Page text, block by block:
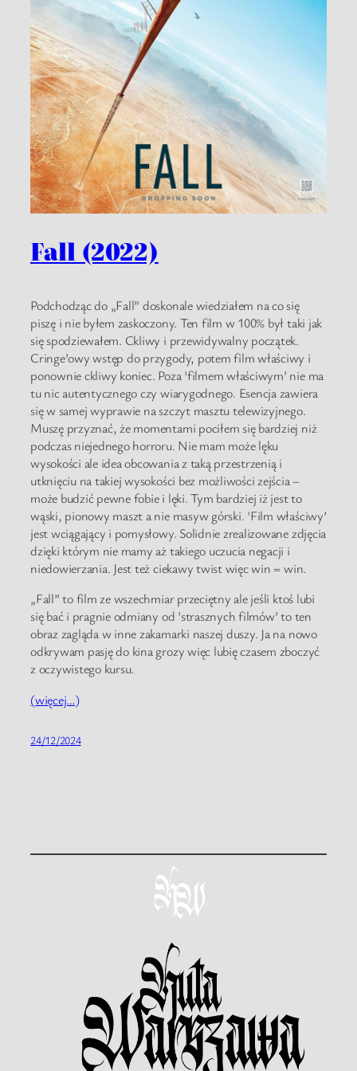
Fall (2022)
Podchodząc do „Fall” doskonale wiedziałem na co się
piszę i nie byłem zaskoczony. Ten film w 100% był taki jak
się spodziewałem. Ckliwy i przewidywalny początek.
Cringe’owy wstęp do przygody, potem film właściwy i
ponownie ckliwy koniec. Poza 'filmem właściwym’ nie ma
tu nic autentycznego czy wiarygodnego. Esencja zawiera
się w samej wyprawie na szczyt masztu telewizyjnego.
Muszę przyznać, że momentami pociłem się bardziej niż
podczas niejednego horroru. Nie mam może lęku
wysokości ale idea obcowania z taką przestrzenią i
utknięciu na takiej wysokości bez możliwości zejścia –
może budzić pewne fobie i lęki. Tym bardziej iż jest to
wąski, pionowy maszt a nie masyw górski. 'Film właściwy’
jest wciągający i pomysłowy. Solidnie zrealizowane zdjęcia
dzięki którym nie mamy aż takiego uczucia negacji i
niedowierzania. Jest też ciekawy twist więc win = win.
„Fall” to film ze wszechmiar przeciętny ale jeśli ktoś lubi
się bać i pragnie odmiany od 'strasznych filmów’ to ten
obraz zagląda w inne zakamarki naszej duszy. Ja na nowo
odkrywam pasję do kina grozy więc lubię czasem zboczyć
z oczywistego kursu.
(więcej…)
24/12/2024